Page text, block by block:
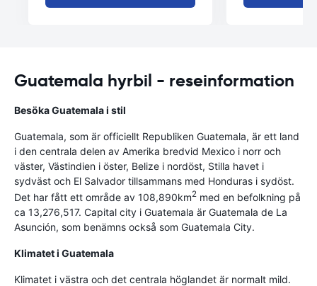
Guatemala hyrbil - reseinformation
Besöka Guatemala i stil
Guatemala, som är officiellt Republiken Guatemala, är ett land
i den centrala delen av Amerika bredvid Mexico i norr och
väster, Västindien i öster, Belize i nordöst, Stilla havet i
sydväst och El Salvador tillsammans med Honduras i sydöst.
Det har fått ett område av 108,890km2 med en befolkning på
ca 13,276,517. Capital city i Guatemala är Guatemala de La
Asunción, som benämns också som Guatemala City.
Klimatet i Guatemala
Klimatet i västra och det centrala höglandet är normalt mild.